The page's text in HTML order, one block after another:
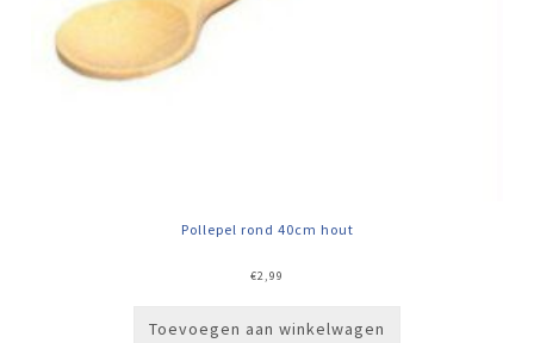
Pollepel rond 40cm hout
€2,99
Toevoegen aan winkelwagen